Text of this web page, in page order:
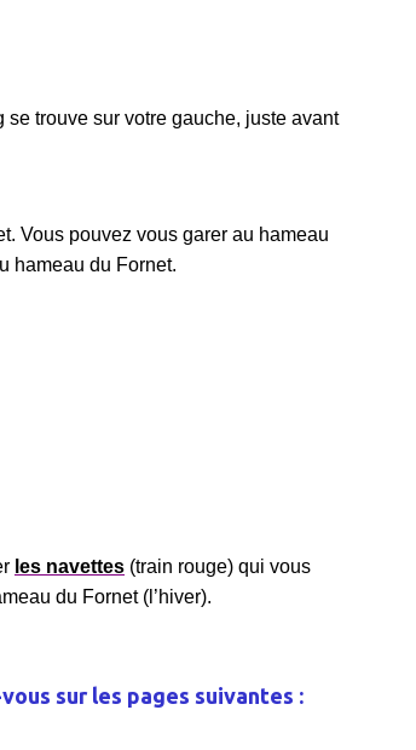
trouve sur votre gauche, juste avant
Vous pouvez vous garer au hameau
hameau du Fornet.
les navettes (train rouge) qui vous
du Fornet (l’hiver).
sur les pages suivantes :